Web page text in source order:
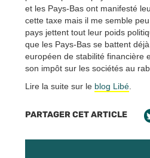
et les Pays-Bas ont manifesté
cette taxe mais il me semble
pays jettent tout leur poids
que les Pays-Bas se battent
européen de stabilité financière
son impôt sur les sociétés au
Lire la suite sur le blog Libé
PARTAGER CET ARTICLE